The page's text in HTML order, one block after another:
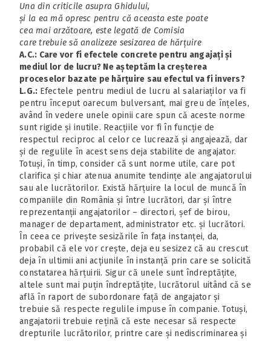
Una din criticile asupra Ghidului,
și la ea mă opresc pentru că aceasta este poate
cea mai arzătoare, este legată de Comisia
care trebuie să analizeze sesizarea de hărțuire
A.C.: Care vor fi efectele concrete pentru angajați și
mediul lor de lucru? Ne așteptăm la creșterea
proceselor bazate pe hărțuire sau efectul va fi invers?
L.G.: Efectele pentru mediul de lucru al salariaților va fi
pentru început oarecum bulversant, mai greu de înțeles,
având în vedere unele opinii care spun că aceste norme
sunt rigide și inutile. Reacțiile vor fi în funcție de
respectul reciproc al celor ce lucrează și angajează, dar
și de regulile în acest sens deja stabilite de angajator.
Totuși, în timp, consider că sunt norme utile, care pot
clarifica și chiar atenua anumite tendințe ale angajatorului
sau ale lucrătorilor. Există hărțuire la locul de muncă în
companiile din România și între lucrători, dar și între
reprezentanții angajatorilor – directori, șef de birou,
manager de departament, administrator etc. și lucrători.
În ceea ce privește sesizările în fața instanței, da,
probabil că ele vor crește, deja eu sesizez că au crescut
deja în ultimii ani acțiunile în instanță prin care se solicită
constatarea hărțuirii. Sigur că unele sunt îndreptățite,
altele sunt mai puțin îndreptățite, lucrătorul uitând că se
află în raport de subordonare față de angajator și
trebuie să respecte regulile impuse în companie. Totuși,
angajatorii trebuie rețină că este necesar să respecte
drepturile lucrătorilor, printre care și nediscriminarea și